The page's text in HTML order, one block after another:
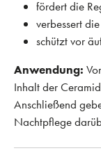
fördert die
verbessert
schützt vor
Anwendung:
Inhalt der
Anschließend
Nachtpflege